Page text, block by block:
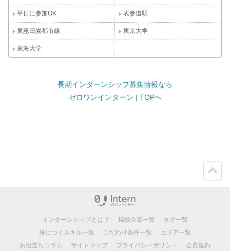
平日に参加OK 表参道駅
東急田園都市線 東京大学
東海大学
長期インターンシップ募集情報なら
ゼロワンインターン | TOPへ
インターンシップとは？ 掲載企業一覧
タグ一覧
身につくスキル一覧
こだわり条件一覧
エリア一覧
お役立ちコラム
サイトマップ プライバシーポリシー 会員規約